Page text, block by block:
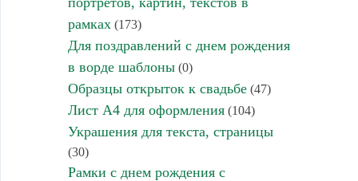
рамках(173)
Для поздравлений с днем рождения
в ворде шаблоны(0)
Образцы открыток к свадьбе(47)
Лист А4 для оформления(104)
Украшения для текста, страницы
(30)
Рамки с днем рождения с